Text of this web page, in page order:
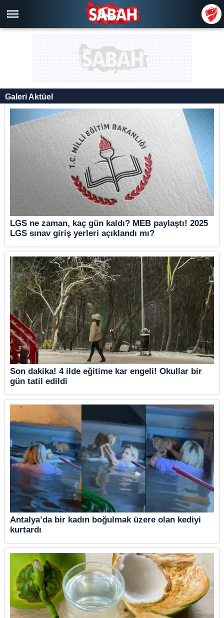
Galeri Aktüel
LGS ne zaman, kaç gün kaldı? MEB paylaştı! 2025
LGS sınav giriş yerleri açıklandı mı?
Son dakika! 4 ilde eğitime kar engeli! Okullar bir
gün tatil edildi
Antalya’da bir kadın boğulmak üzere olan kediyi
kurtardı